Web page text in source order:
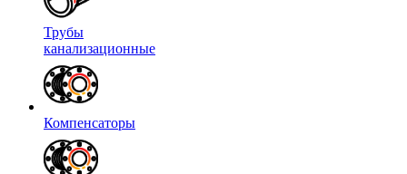
Трубы
канализационные
Компенсаторы